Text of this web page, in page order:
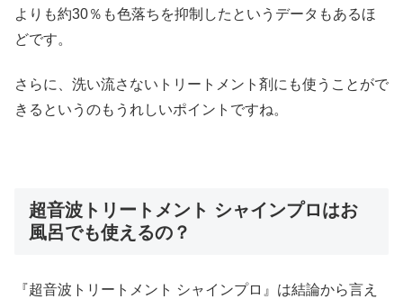
よりも約30％も色落ちを抑制したというデータもあるほ
どです。
さらに、洗い流さないトリートメント剤にも使うことがで
きるというのもうれしいポイントですね。
超音波トリートメント シャインプロはお
風呂でも使えるの？
『超音波トリートメント シャインプロ』は結論から言え